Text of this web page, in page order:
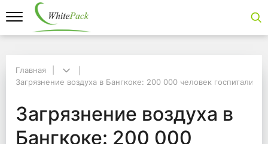
Загрязнение воздуха в Бангкоке: 200 000 человек
Загрязнение
Главная
Загрязнение воздуха в Бангкоке: 200 000 человек
Загрязнение воздуха в
Бангкоке: 200 000